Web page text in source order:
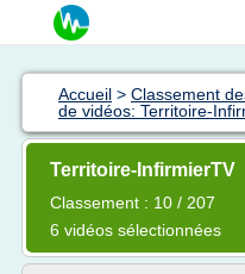
Accueil > Classement
de vidéos: Territoire-
Territoire-InfirmierTV
Classement : 10 / 207
6 vidéos sélectionnées